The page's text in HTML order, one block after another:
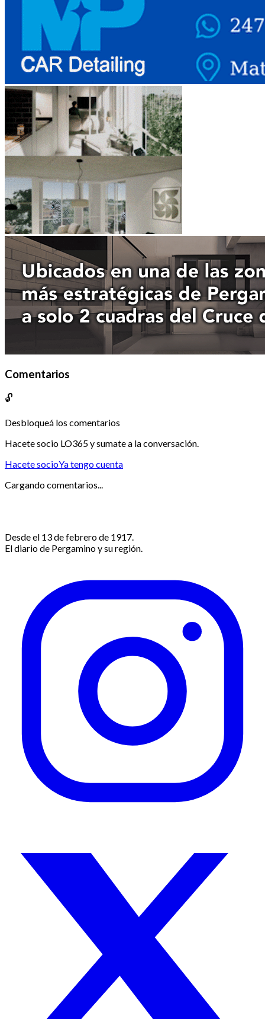
Comentarios
🔓
Desbloqueá los comentarios
Hacete socio LO365 y sumate a la conversación.
Hacete socioYa tengo cuenta
Cargando comentarios...
Desde el 13 de febrero de 1917.
El diario de Pergamino y su región.